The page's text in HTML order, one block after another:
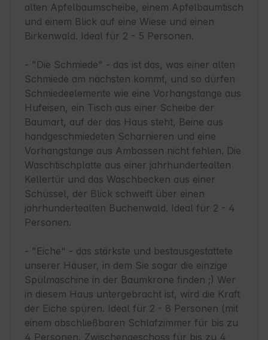
alten Apfelbaumscheibe, einem Apfelbaumtisch
und einem Blick auf eine Wiese und einen
Birkenwald. Ideal für 2 - 5 Personen.
- "Die Schmiede" - das ist das, was einer alten
Schmiede am nächsten kommt, und so dürfen
Schmiedeelemente wie eine Vorhangstange aus
Hufeisen, ein Tisch aus einer Scheibe der
Baumart, auf der das Haus steht, Beine aus
handgeschmiedeten Scharnieren und eine
Vorhangstange aus Ambossen nicht fehlen. Die
Waschtischplatte aus einer jahrhundertealten
Kellertür und das Waschbecken aus einer
Schüssel, der Blick schweift über einen
jahrhundertealten Buchenwald. Ideal für 2 - 4
Personen.
- "Eiche" - das stärkste und bestausgestattete
unserer Häuser, in dem Sie sogar die einzige
Spülmaschine in der Baumkrone finden ;) Wer
in diesem Haus untergebracht ist, wird die Kraft
der Eiche spüren. Ideal für 2 - 8 Personen (mit
einem abschließbaren Schlafzimmer für bis zu
4 Personen, Zwischengeschoss für bis zu 4